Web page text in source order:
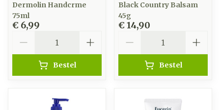
Dermolin Handcrme
75ml
€ 6,99
Bestel
Black Country Balsam
45g
€ 14,90
Bestel